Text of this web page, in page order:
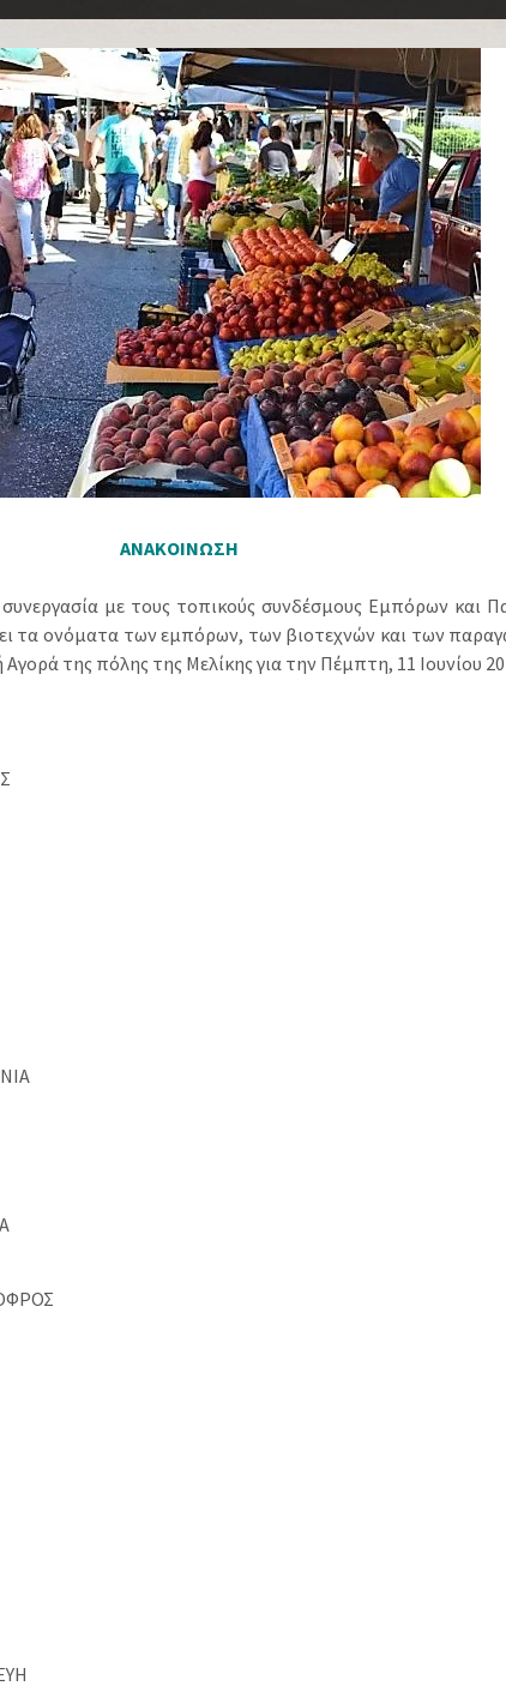
ΑΝΑΚΟΙΝΩΣΗ
με τους τοπικούς συνδέσμους Εμπόρων και
τα ονόματα των εμπόρων, των βιοτεχνών και των
της πόλης της Μελίκης για την Πέμπτη, 11 Ιουνίου